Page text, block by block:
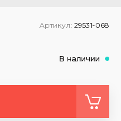
Артикул: 29531-068
В наличии